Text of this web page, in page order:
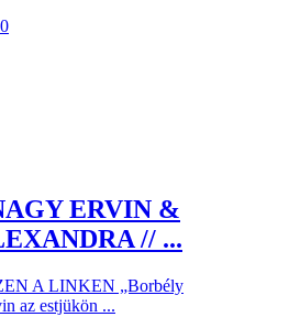
ERVIN &
// ...
A LINKEN „Borbély
az estjükön ...